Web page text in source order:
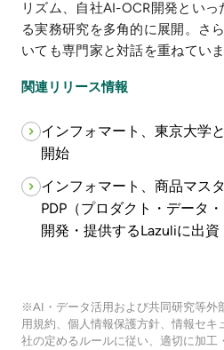
リズム、自社AI-OCR開発とい
る実務研究を多角的に展開。さ
いても専門家と対話を重ねていま
関連リリース情報
インフォマート、東京大学
開始
インフォマート、商品マス
PDP（プロダクト・データ
開発・提供するLazuliに出資
※AI・データ活用および共同研究等外
用規約、個人情報保護方針、情報セキ
社の定めるルールに従い、適切に加工